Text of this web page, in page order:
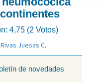
4,75 (2 Votos)
Rivas Juesas C.
de novedades